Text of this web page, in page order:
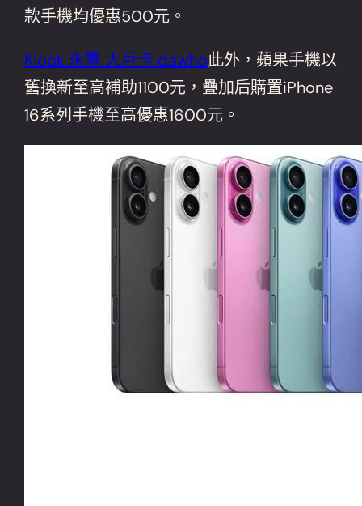
款手機均優惠500元。
Klook 永豐 大戶卡 dawho此外，蘋果手機以
舊換新至高補助1100元，疊加后購置iPhone
16系列手機至高優惠1600元。